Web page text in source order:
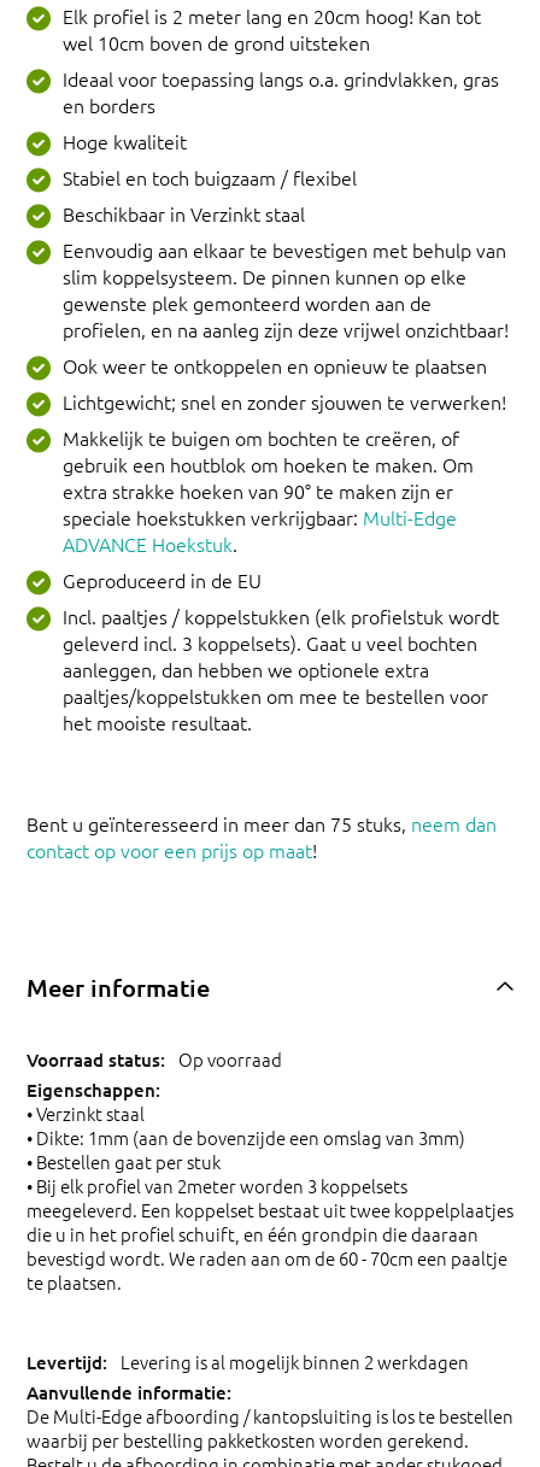
Elk profiel is 2 meter lang en 20cm hoog! Kan tot
wel 10cm boven de grond uitsteken
Ideaal voor toepassing langs o.a. grindvlakken, gras
en borders
Hoge kwaliteit
Stabiel en toch buigzaam / flexibel
Beschikbaar in Verzinkt staal
Eenvoudig aan elkaar te bevestigen met behulp van
slim koppelsysteem. De pinnen kunnen op elke
gewenste plek gemonteerd worden aan de
profielen, en na aanleg zijn deze vrijwel onzichtbaar!
Ook weer te ontkoppelen en opnieuw te plaatsen
Lichtgewicht; snel en zonder sjouwen te verwerken!
Makkelijk te buigen om bochten te creëren, of
gebruik een houtblok om hoeken te maken. Om
extra strakke hoeken van 90° te maken zijn er
speciale hoekstukken verkrijgbaar: Multi-Edge
ADVANCE Hoekstuk.
Geproduceerd in de EU
Incl. paaltjes / koppelstukken (elk profielstuk wordt
geleverd incl. 3 koppelsets). Gaat u veel bochten
aanleggen, dan hebben we optionele extra
paaltjes/koppelstukken om mee te bestellen voor
het mooiste resultaat.
Bent u geïnteresseerd in meer dan 75 stuks, neem dan
contact op voor een prijs op maat!
Meer informatie
Op voorraad
• Verzinkt staal
• Dikte: 1mm (aan de bovenzijde een omslag van 3mm)
• Bestellen gaat per stuk
• Bij elk profiel van 2meter worden 3 koppelsets
meegeleverd. Een koppelset bestaat uit twee koppelplaatjes
die u in het profiel schuift, en één grondpin die daaraan
bevestigd wordt. We raden aan om de 60 - 70cm een paaltje
te plaatsen.
Levering is al mogelijk binnen 2 werkdagen
De Multi-Edge afboording / kantopsluiting is los te bestellen
waarbij per bestelling pakketkosten worden gerekend.